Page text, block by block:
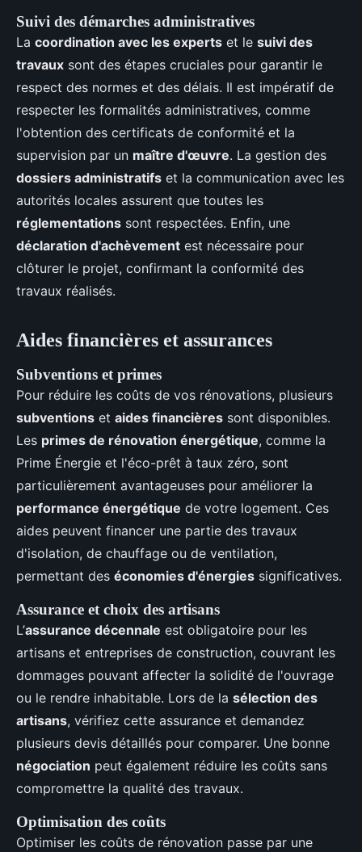
Suivi des démarches administratives
La coordination avec les experts et le suivi des
travaux sont des étapes cruciales pour garantir le
respect des normes et des délais. Il est impératif de
respecter les formalités administratives, comme
l'obtention des certificats de conformité et la
supervision par un maître d'œuvre. La gestion des
dossiers administratifs et la communication avec les
autorités locales assurent que toutes les
réglementations sont respectées. Enfin, une
déclaration d'achèvement est nécessaire pour
clôturer le projet, confirmant la conformité des
travaux réalisés.
Aides financières et assurances
Subventions et primes
Pour réduire les coûts de vos rénovations, plusieurs
subventions et aides financières sont disponibles.
Les primes de rénovation énergétique, comme la
Prime Énergie et l'éco-prêt à taux zéro, sont
particulièrement avantageuses pour améliorer la
performance énergétique de votre logement. Ces
aides peuvent financer une partie des travaux
d'isolation, de chauffage ou de ventilation,
permettant des économies d'énergies significatives.
Assurance et choix des artisans
L’assurance décennale est obligatoire pour les
artisans et entreprises de construction, couvrant les
dommages pouvant affecter la solidité de l'ouvrage
ou le rendre inhabitable. Lors de la sélection des
artisans, vérifiez cette assurance et demandez
plusieurs devis détaillés pour comparer. Une bonne
négociation peut également réduire les coûts sans
compromettre la qualité des travaux.
Optimisation des coûts
Optimiser les coûts de rénovation passe par une